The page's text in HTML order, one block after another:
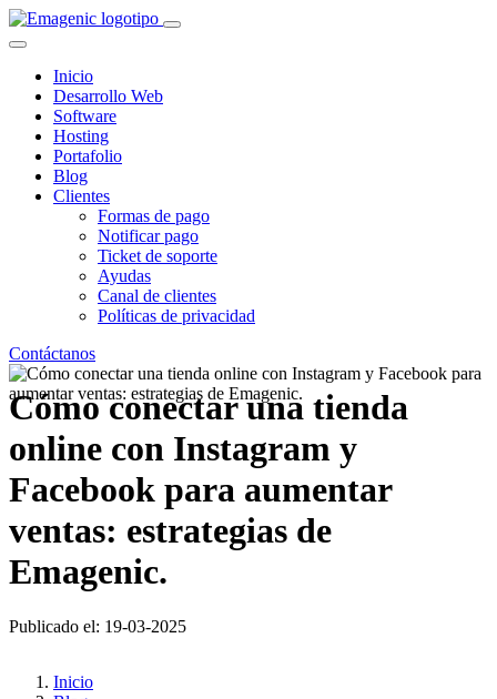
Inicio
Desarrollo Web
Software
Hosting
Portafolio
Blog
Clientes
Formas de pago
Notificar pago
Ticket de soporte
Ayudas
Canal de clientes
Políticas de privacidad
Contáctanos
Cómo conectar una tienda
online con Instagram y
Facebook para aumentar
ventas: estrategias de
Emagenic.
Publicado el: 19-03-2025
Inicio